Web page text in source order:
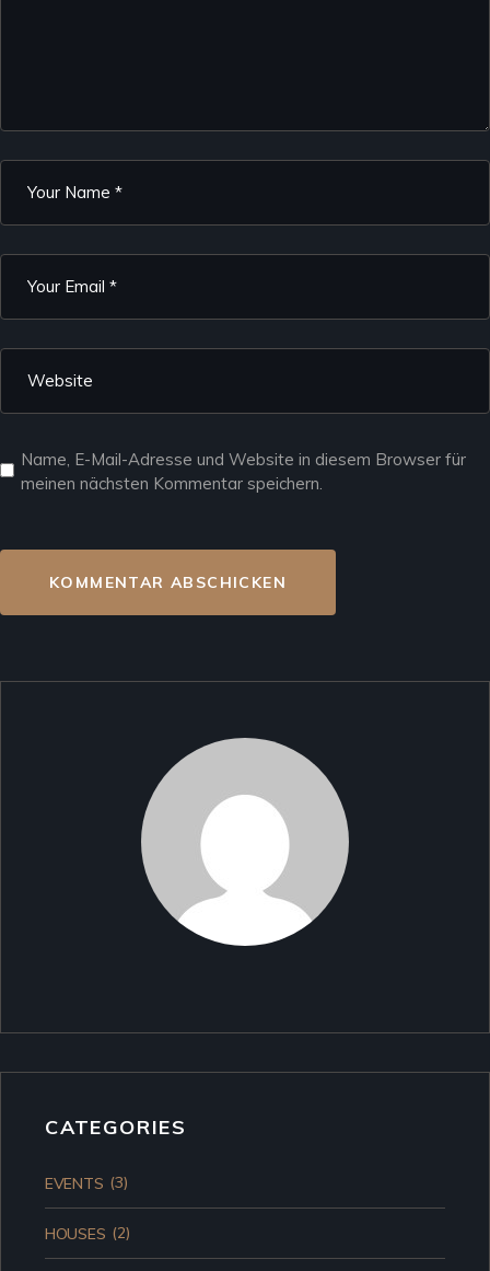
Name, E-Mail-Adresse und Website in diesem Browser für
meinen nächsten Kommentar speichern.
KOMMENTAR ABSCHICKEN
CATEGORIES
EVENTS (3)
HOUSES (2)